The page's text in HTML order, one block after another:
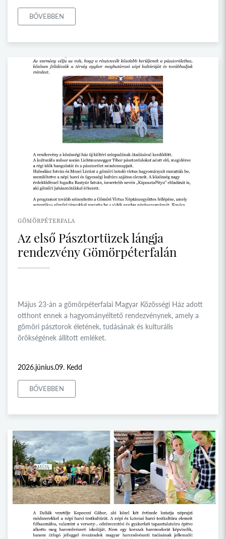
BŐVEBBEN
GÖMÖRPÉTERFALA
Az első Pásztortüzek lángja
rendezvény Gömörpéterfalán
Május 23-án a gömörpéterfalai Magyar Közösségi Ház adott
otthont ennek a hagyományéltető rendezvénynek, amely a
gömöri pásztorok életének, tudásának és kulturális
örökségének állított emléket.
2026.június.09. Kedd
BŐVEBBEN